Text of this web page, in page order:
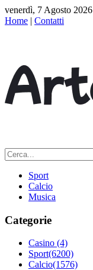
venerdì, 7 Agosto 2026
Home | Contatti
Sport
Calcio
Musica
Categorie
Casino (4)
Sport(6200)
Calcio(1576)